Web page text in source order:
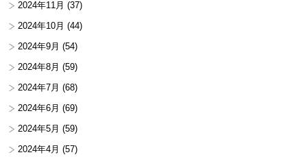
2024年11月 (37)
2024年10月 (44)
2024年9月 (54)
2024年8月 (59)
2024年7月 (68)
2024年6月 (69)
2024年5月 (59)
2024年4月 (57)